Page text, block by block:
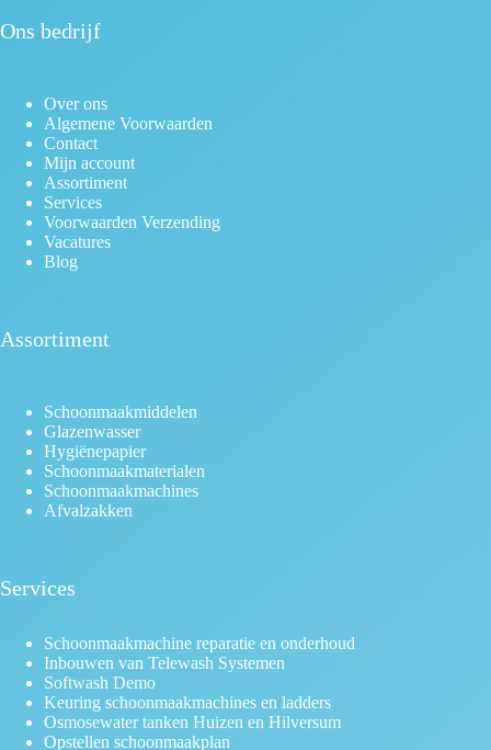
Ons bedrijf
Over ons
Algemene Voorwaarden
Contact
Mijn account
Assortiment
Services
Voorwaarden Verzending
Vacatures
Blog
Assortiment
Schoonmaakmiddelen
Glazenwasser
Hygiënepapier
Schoonmaakmaterialen
Schoonmaakmachines
Afvalzakken
Services
Schoonmaakmachine reparatie en onderhoud
Inbouwen van Telewash Systemen
Softwash Demo
Keuring schoonmaakmachines en ladders
Osmosewater tanken Huizen en Hilversum
Opstellen schoonmaakplan